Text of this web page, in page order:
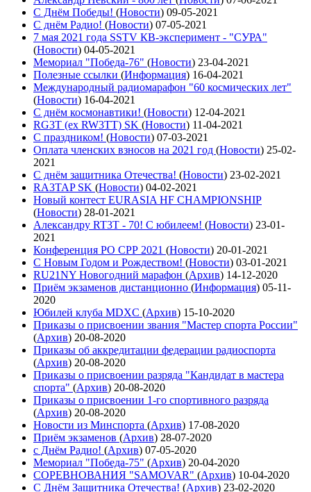
С Днём Победы! (Новости) 09-05-2021
C днём Радио! (Новости) 07-05-2021
7 мая 2021 года SSTV КВ-эксперимент - "СУРА"
(Новости) 04-05-2021
Мемориал "Победа-76" (Новости) 23-04-2021
Полезные ссылки (Информация) 16-04-2021
Международный радиомарафон "60 космических лет"
(Новости) 16-04-2021
С днём космонавтики! (Новости) 12-04-2021
RG3T (ex RW3TT) SK (Новости) 11-04-2021
С праздником! (Новости) 07-03-2021
Оплата членских взносов на 2021 год (Новости) 25-02-
2021
С днём защитника Отечества! (Новости) 23-02-2021
RA3TAP SK (Новости) 04-02-2021
Новый контест EURASIA HF CHAMPIONSHIP
(Новости) 28-01-2021
Александру RT3T - 70! С юбилеем! (Новости) 23-01-
2021
Конференция РО СРР 2021 (Новости) 20-01-2021
С Новым Годом и Рождеством! (Новости) 03-01-2021
RU21NY Новогодний марафон (Архив) 14-12-2020
Приём экзаменов дистанционно (Информация) 05-11-
2020
Юбилей клуба MDXC (Архив) 15-10-2020
Приказы о присвоении звания "Мастер спорта России"
(Архив) 20-08-2020
Приказы об аккредитации федерации радиоспорта
(Архив) 20-08-2020
Приказы о присвоении разряда "Кандидат в мастера
спорта" (Архив) 20-08-2020
Приказы о присвоении 1-го спортивного разряда
(Архив) 20-08-2020
Новости из Минспорта (Архив) 17-08-2020
Приём экзаменов (Архив) 28-07-2020
с Днём Радио! (Архив) 07-05-2020
Мемориал "Победа-75" (Архив) 20-04-2020
СОРЕВНОВАНИЯ "SAMOVAR" (Архив) 10-04-2020
С Днём Защитника Отечества! (Архив) 23-02-2020